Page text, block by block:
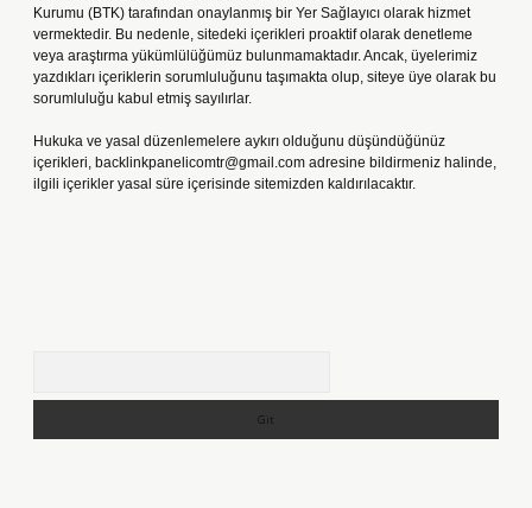
Kurumu (BTK) tarafından onaylanmış bir Yer Sağlayıcı olarak hizmet
vermektedir. Bu nedenle, sitedeki içerikleri proaktif olarak denetleme
veya araştırma yükümlülüğümüz bulunmamaktadır. Ancak, üyelerimiz
yazdıkları içeriklerin sorumluluğunu taşımakta olup, siteye üye olarak bu
sorumluluğu kabul etmiş sayılırlar.
Hukuka ve yasal düzenlemelere aykırı olduğunu düşündüğünüz
içerikleri, backlinkpanelicomtr@gmail.com adresine bildirmeniz halinde,
ilgili içerikler yasal süre içerisinde sitemizden kaldırılacaktır.